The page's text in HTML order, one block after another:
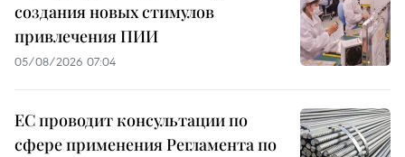
создания новых стимулов
привлечения ПИИ
05/08/2026 07:04
ЕС проводит консультации по
сфере применения Регламента по